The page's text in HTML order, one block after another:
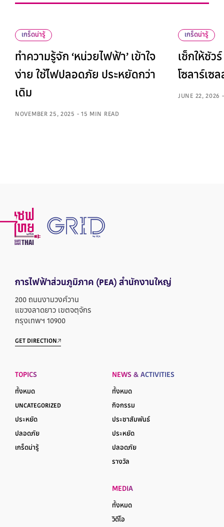
เกร็ดน่ารู้
ทำความรู้จัก ‘หน่วยไฟฟ้า’ เข้าใจ
ง่าย ใช้ไฟปลอดภัย ประหยัดกว่า
เดิม
NOVEMBER 25, 2025 - 15 MIN READ
เกร็ดน่ารู้
เช็กให้ชัว
โซลาร์เซ
JUNE 22, 2026
การไฟฟ้าส่วนภูมิภาค (PEA) สำนักงานใหญ่
200 ถนนงามวงศ์วาน
แขวงลาดยาว เขตจตุจักร
กรุงเทพฯ 10900
GET DIRECTION
TOPICS
ทั้งหมด
UNCATEGORIZED
ประหยัด
ปลอดภัย
เกร็ดน่ารู้
NEWS & ACTIVITIES
ทั้งหมด
กิจกรรม
ประชาสัมพันธ์
ประหยัด
ปลอดภัย
รางวัล
MEDIA
ทั้งหมด
วิดีโอ